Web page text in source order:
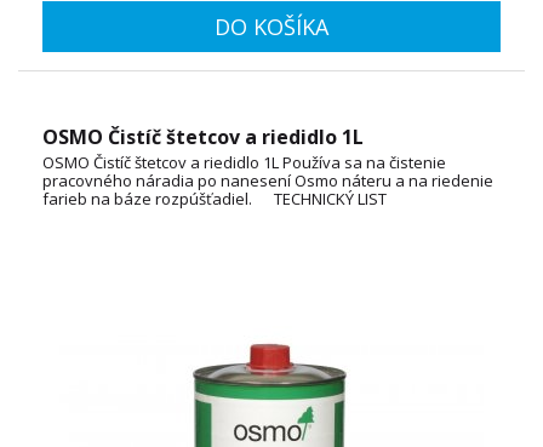
DO KOŠÍKA
OSMO Čistíč štetcov a riedidlo 1L
OSMO Čistíč štetcov a riedidlo 1L Používa sa na čistenie
pracovného náradia po nanesení Osmo náteru a na riedenie
farieb na báze rozpúšťadiel. TECHNICKÝ LIST